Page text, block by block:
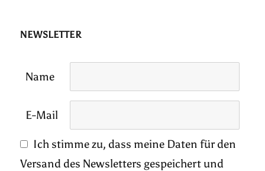
NEWSLETTER
Name
E-Mail
Ich stimme zu, dass meine Daten für den
Versand des Newsletters gespeichert und